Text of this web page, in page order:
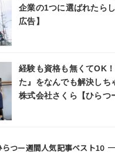
企業の1つに選ばれたら
広告】
経験も資格も無くてOK
た』をなんでも解決し
株式会社さくら【ひらつ
らつー週間人気記事ベスト10